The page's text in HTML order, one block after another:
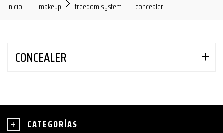
inicio makeup freedom system concealer
CONCEALER
CATEGORÍAS